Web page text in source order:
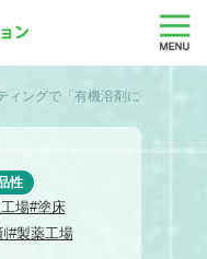
ィングで「有機溶剤に強い」床
性
場#塗床
#製薬工場